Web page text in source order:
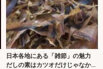
日本各地にある「雑節」の魅力
だしの素はカツオだけじゃなかっ